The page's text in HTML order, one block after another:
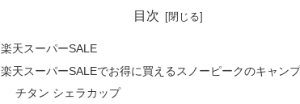
目次
楽天スーパーSALE
楽天スーパーSALEでお得に買えるスノーピークのキャン
チタン シェラカップ